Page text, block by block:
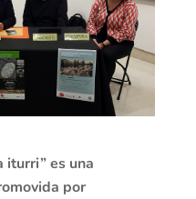
iturri” es una
por